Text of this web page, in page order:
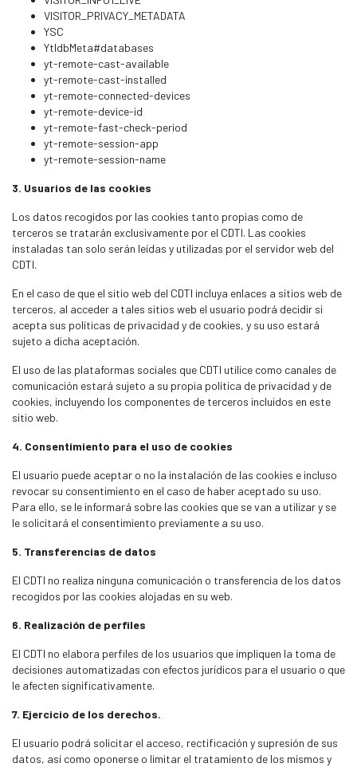
VISITOR_PRIVACY_METADATA
YSC
YtIdbMeta#databases
yt-remote-cast-available
yt-remote-cast-installed
yt-remote-connected-devices
yt-remote-device-id
yt-remote-fast-check-period
yt-remote-session-app
yt-remote-session-name
3. Usuarios de las cookies
Los datos recogidos por las cookies tanto propias como de
terceros se tratarán exclusivamente por el CDTI. Las cookies
instaladas tan solo serán leídas y utilizadas por el servidor web del
CDTI.
En el caso de que el sitio web del CDTI incluya enlaces a sitios web de
terceros, al acceder a tales sitios web el usuario podrá decidir si
acepta sus políticas de privacidad y de cookies, y su uso estará
sujeto a dicha aceptación.
El uso de las plataformas sociales que CDTI utilice como canales de
comunicación estará sujeto a su propia política de privacidad y de
cookies, incluyendo los componentes de terceros incluidos en este
sitio web.
4. Consentimiento para el uso de cookies
El usuario puede aceptar o no la instalación de las cookies e incluso
revocar su consentimiento en el caso de haber aceptado su uso.
Para ello, se le informará sobre las cookies que se van a utilizar y se
le solicitará el consentimiento previamente a su uso.
5. Transferencias de datos
El CDTI no realiza ninguna comunicación o transferencia de los datos
recogidos por las cookies alojadas en su web.
6. Realización de perfiles
El CDTI no elabora perfiles de los usuarios que impliquen la toma de
decisiones automatizadas con efectos jurídicos para el usuario o que
le afecten significativamente.
7. Ejercicio de los derechos.
El usuario podrá solicitar el acceso, rectificación y supresión de sus
datos, así como oponerse o limitar el tratamiento de los mismos y